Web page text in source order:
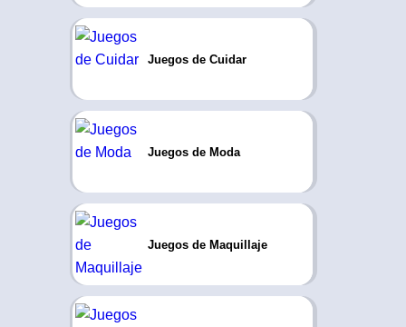
Juegos de Cuidar
Juegos de Moda
Juegos de Maquillaje